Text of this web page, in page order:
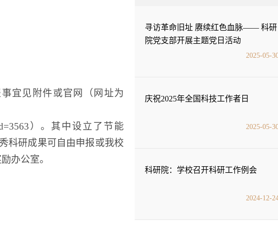
宜见附件或官网（网址为
）。其中设立了节能
科研成果可自由申报或我校
办公室。
寻访革命旧址 赓续红色血脉—— 科研
院党支部开展主题党日活动
2025-05-
庆祝2025年全国科技工作者日
2025-05-
科研院：学校召开科研工作例会
2024-12-